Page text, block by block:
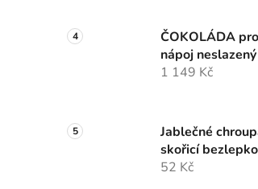
ČOKOLÁDA
nápoj
1 149 Kč
Jablečné
skořicí
52 Kč